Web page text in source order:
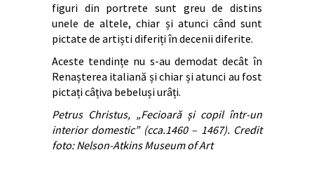
figuri din portrete sunt greu de distins
unele de altele, chiar și atunci când sunt
pictate de artiști diferiți în decenii diferite.
Aceste tendințe nu s-au demodat decât în
Renașterea italiană și chiar și atunci au fost
pictați câțiva bebeluși urâți.
Petrus Christus, „Fecioară și copil într-un
interior domestic” (cca.1460 – 1467). Credit
foto: Nelson-Atkins Museum of Art